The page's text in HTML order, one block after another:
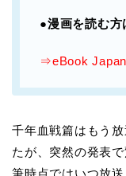
●漫画を読む方
⇒eBook
千年血戦篇はもう
たが、突然の発表
筆時点ではいつ放